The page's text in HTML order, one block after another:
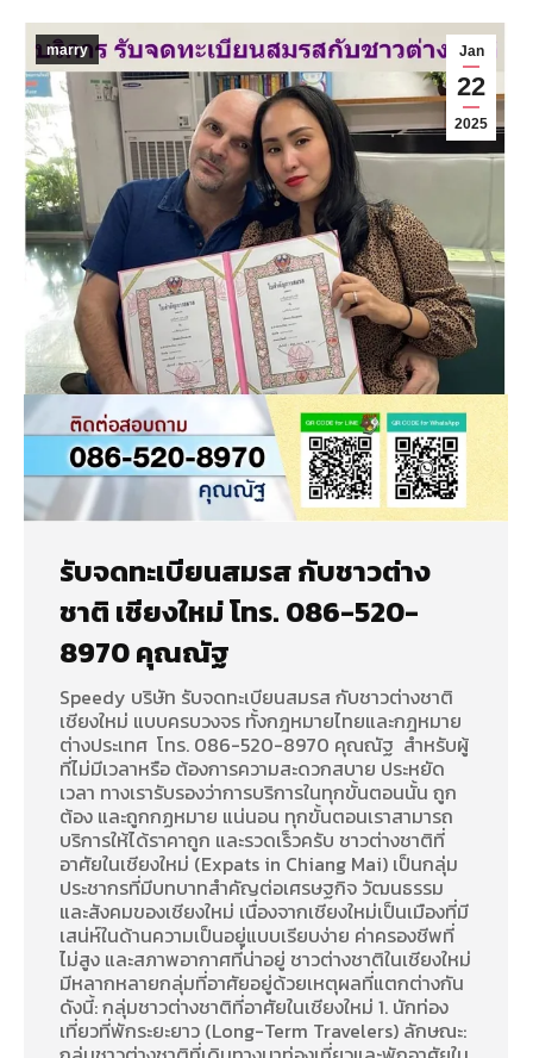
Jan
22
2025
marry
รับจดทะเบียนสมรส กับชาวต่าง
ชาติ เชียงใหม่ โทร. 086-520-
8970 คุณณัฐ
Speedy บริษัท รับจดทะเบียนสมรส กับชาวต่างชาติ
เชียงใหม่ แบบครบวงจร ทั้งกฎหมายไทยและกฎหมาย
ต่างประเทศ โทร. 086-520-8970 คุณณัฐ สำหรับผู้
ที่ไม่มีเวลาหรือ ต้องการความสะดวกสบาย ประหยัด
เวลา ทางเรารับรองว่าการบริการในทุกขั้นตอนนั้น ถูก
ต้อง และถูกกฏหมาย แน่นอน ทุกขั้นตอนเราสามารถ
บริการให้ได้ราคาถูก และรวดเร็วครับ ชาวต่างชาติที่
อาศัยในเชียงใหม่ (Expats in Chiang Mai) เป็นกลุ่ม
ประชากรที่มีบทบาทสำคัญต่อเศรษฐกิจ วัฒนธรรม
และสังคมของเชียงใหม่ เนื่องจากเชียงใหม่เป็นเมืองที่มี
เสน่ห์ในด้านความเป็นอยู่แบบเรียบง่าย ค่าครองชีพที่
ไม่สูง และสภาพอากาศที่น่าอยู่ ชาวต่างชาติในเชียงใหม่
มีหลากหลายกลุ่มที่อาศัยอยู่ด้วยเหตุผลที่แตกต่างกัน
ดังนี้: กลุ่มชาวต่างชาติที่อาศัยในเชียงใหม่ 1. นักท่อง
เที่ยวที่พักระยะยาว (Long-Term Travelers) ลักษณะ: